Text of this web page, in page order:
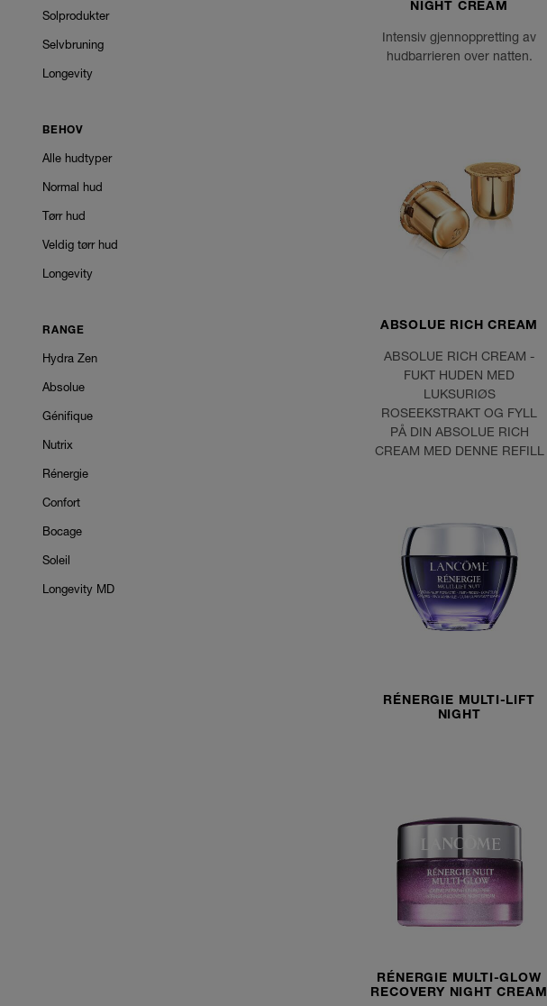
Solprodukter
Selvbruning
Longevity
BEHOV
Alle hudtyper
Normal hud
Tørr hud
Veldig tørr hud
Longevity
RANGE
Hydra Zen
Absolue
Génifique
Nutrix
Rénergie
Confort
Bocage
Soleil
Longevity MD
NIGHT CREAM
Intensiv gjennoppretting av
hudbarrieren over natten.
ABSOLUE RICH CREAM
ABSOLUE RICH CREAM -
FUKT HUDEN MED
LUKSURIØS
ROSEEKSTRAKT OG FYLL
PÅ DIN ABSOLUE RICH
CREAM MED DENNE REFILL
RÉNERGIE MULTI-LIFT
NIGHT
RÉNERGIE MULTI-GLOW
RECOVERY NIGHT CREAM